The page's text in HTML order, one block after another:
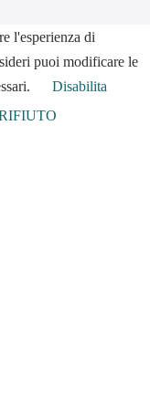
l'esperienza di
puoi modificare le
Disabilita